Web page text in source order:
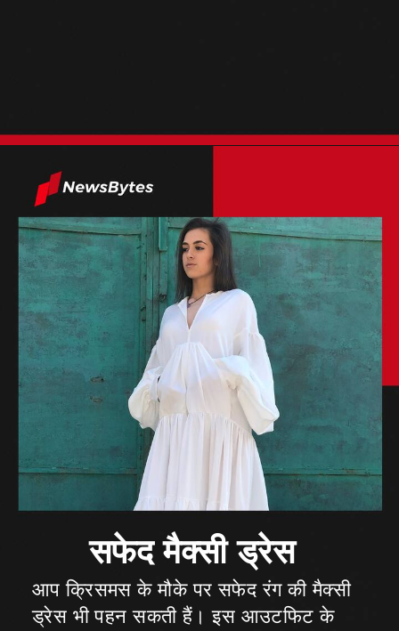
सफेद मैक्सी ड्रेस
आप क्रिसमस के मौके पर सफेद रंग की मैक्सी
ड्रेस भी पहन सकती हैं। इस आउटफिट के